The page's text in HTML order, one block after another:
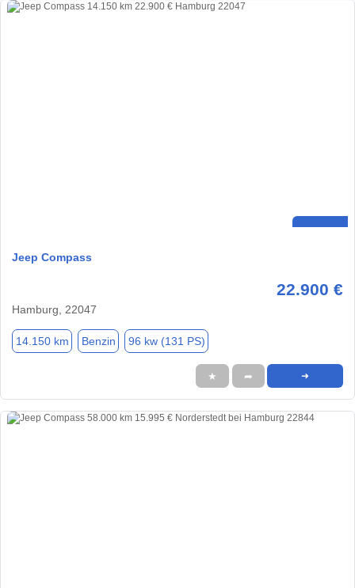
Jeep Compass
22.900 €
Hamburg, 22047
14.150 km Benzin 96 kw (131 PS)
★ ➦ ➜